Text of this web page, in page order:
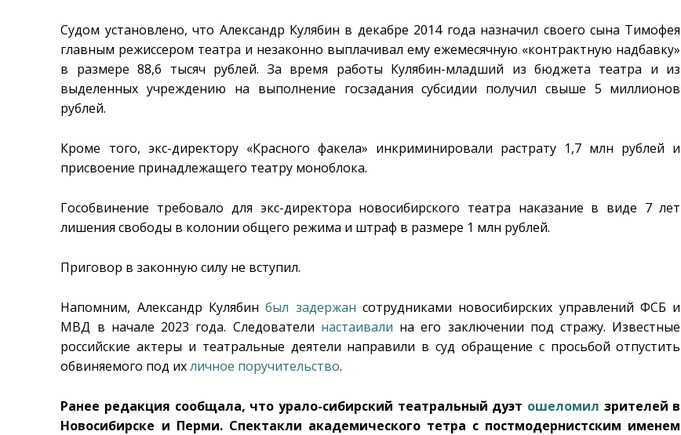
Судом установлено, что Александр Кулябин в декабре 2014 года назначил своего сына Тимофея
главным режиссером театра и незаконно выплачивал ему ежемесячную «контрактную надбавку»
в размере 88,6 тысяч рублей. За время работы Кулябин-младший из бюджета театра и из
выделенных учреждению на выполнение госзадания субсидии получил свыше 5 миллионов
рублей.
Кроме того, экс-директору «Красного факела» инкриминировали растрату 1,7 млн рублей и
присвоение принадлежащего театру моноблока.
Гособвинение требовало для экс-директора новосибирского театра наказание в виде 7 лет
лишения свободы в колонии общего режима и штраф в размере 1 млн рублей.
Приговор в законную силу не вступил.
Напомним, Александр Кулябин был задержан сотрудниками новосибирских управлений ФСБ и
МВД в начале 2023 года. Следователи настаивали на его заключении под стражу. Известные
российские актеры и театральные деятели направили в суд обращение с просьбой отпустить
обвиняемого под ихличное поручительство.
Ранее редакция сообщала, что урало-сибирский театральный дуэт ошеломил зрителей в
Новосибирске и Перми. Спектакли академического тетра с постмодернистским именем